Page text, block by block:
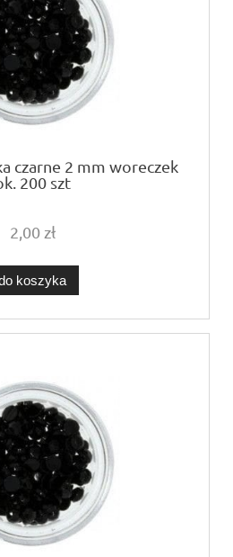
czarne 2 mm woreczek
200 szt
2,00 zł
koszyka